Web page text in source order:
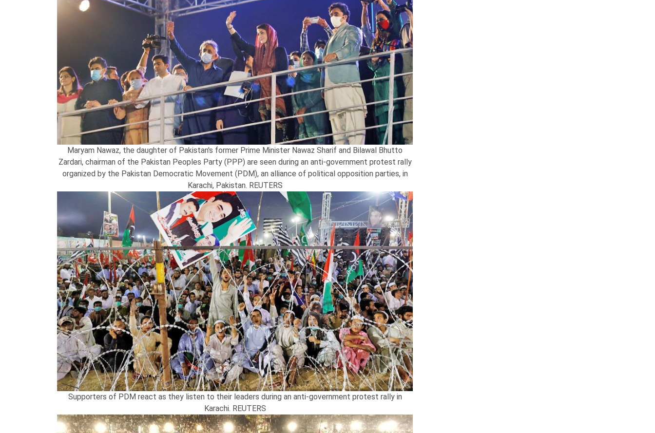
Maryam Nawaz, the daughter of Pakistan's former Prime Minister Nawaz Sharif and Bilawal Bhutto
Zardari, chairman of the Pakistan Peoples Party (PPP) are seen during an anti-government protest rally
organized by the Pakistan Democratic Movement (PDM), an alliance of political opposition parties, in
Karachi, Pakistan. REUTERS
Supporters of PDM react as they listen to their leaders during an anti-government protest rally in
Karachi. REUTERS